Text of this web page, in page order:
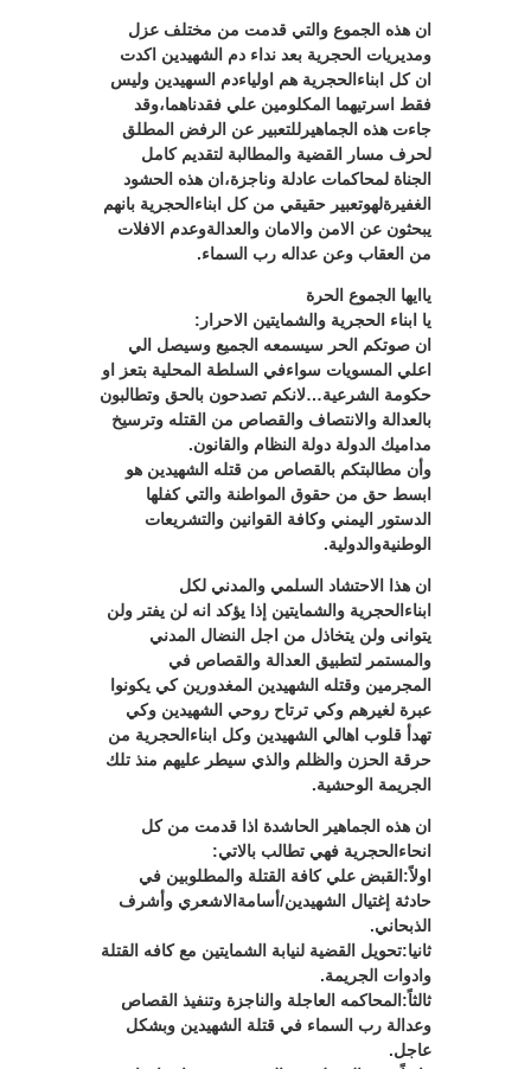
ان هذه الجموع والتي قدمت من مختلف عزل
ومديريات الحجرية بعد نداء دم الشهيدين اكدت
ان كل ابناءالحجرية هم اولياءدم السهيدين وليس
فقط اسرتيهما المكلومين علي فقدناهما،وقد
جاءت هذه الجماهيرللتعبير عن الرفض المطلق
لحرف مسار القضية والمطالبة لتقديم كامل
الجناة لمحاكمات عادلة وناجزة،ان هذه الحشود
الغفيرةلهوتعبير حقيقي من كل ابناءالحجرية بانهم
يبحثون عن الامن والامان والعدالةوعدم الافلات
من العقاب وعن عداله رب السماء.
ياايها الجموع الحرة
يا ابناء الحجرية والشمايتين الاحرار:
ان صوتكم الحر سيسمعه الجميع وسيصل الي
اعلي المسويات سواءفي السلطة المحلية بتعز او
حكومة الشرعية…لانكم تصدحون بالحق وتطالبون
بالعدالة والانتصاف والقصاص من القتله وترسيخ
مداميك الدولة دولة النظام والقانون.
وأن مطالبتكم بالقصاص من قتله الشهيدين هو
ابسط حق من حقوق المواطنة والتي كفلها
الدستور اليمني وكافة القوانين والتشريعات
الوطنيةوالدولية.
ان هذا الاحتشاد السلمي والمدني لكل
ابناءالحجرية والشمايتين إذا يؤكد انه لن يفتر ولن
يتوانى ولن يتخاذل من اجل النضال المدني
والمستمر لتطبيق العدالة والقصاص في
المجرمين وقتله الشهيدين المغدورين كي يكونوا
عبرة لغيرهم وكي ترتاح روحي الشهيدين وكي
تهدأ قلوب اهالي الشهيدين وكل ابناءالحجرية من
حرقة الحزن والظلم والذي سيطر عليهم منذ تلك
الجريمة الوحشية.
ان هذه الجماهير الحاشدة اذا قدمت من كل
انحاءالحجرية فهي تطالب بالاتي:
اولاً:القبض علي كافة القتلة والمطلوبين في
حادثة إغتيال الشهيدين/أسامةالاشعري وأشرف
الذبحاني.
ثانيا:تحويل القضية لنيابة الشمايتين مع كافه القتلة
وادوات الجريمة.
ثالثاً:المحاكمه العاجلة والناجزة وتنفيذ القصاص
وعدالة رب السماء في قتلة الشهيدين وبشكل
عاجل.